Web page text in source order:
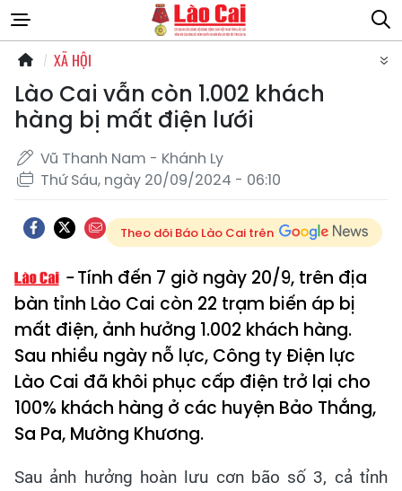
XÃ HỘI
Lào Cai vẫn còn 1.002 khách
hàng bị mất điện lưới
Vũ Thanh Nam - Khánh Ly
Thứ Sáu, ngày 20/09/2024 - 06:10
Theo dõi Báo Lào Cai trên
Tính đến 7 giờ ngày 20/9, trên địa
bàn tỉnh Lào Cai còn 22 trạm biến áp bị
mất điện, ảnh hưởng 1.002 khách hàng.
Sau nhiều ngày nỗ lực, Công ty Điện lực
Lào Cai đã khôi phục cấp điện trở lại cho
100% khách hàng ở các huyện Bảo Thắng,
Sa Pa, Mường Khương.
Sau ảnh hưởng hoàn lưu cơn bão số 3, cả tỉnh